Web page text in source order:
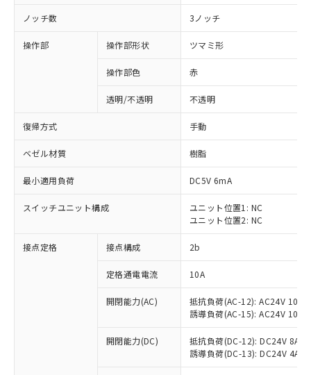
ノッチ数 3ノッチ
操作部 操作部形状 ツマミ形
操作部色 赤
透明/不透明 不透明
復帰方式 手動
ベゼル材質 樹脂
最小適用負荷 DC5V 6mA
スイッチユニット構成
ユニット位置1: NC
ユニット位置2: NC
接点定格 接点構成 2b
定格通電電流 10A
開閉能力(AC)
抵抗負荷(AC-12): AC24V 10A/
誘導負荷(AC-15): AC24V
開閉能力(DC)
抵抗負荷(DC-12): DC24V 8A/
誘導負荷(DC-13): DC24V 4A/
※1 対応状況
対応済み：EU RoHS指令（10物質）の
非含有に対応した製品が提供可能な商品で
対応予定：EU RoHS指令（10物質）の非含
有に対応した製品に切り替える予定のある